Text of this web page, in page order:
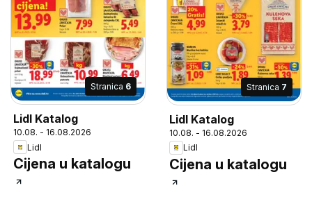
Stranica 6
Lidl Katalog
10.08. - 16.08.2026
Lidl
Cijena u katalogu
Stranica 7
Lidl Katalog
10.08. - 16.08.2026
Lidl
Cijena u katalogu